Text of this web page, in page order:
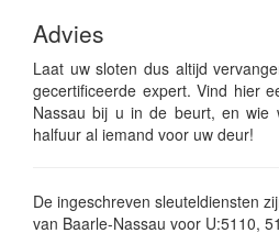
Advies
Laat uw sloten dus altijd
gecertificeerde expert. Vind hier
Nassau bij u in de beurt, en wie
halfuur al iemand voor uw deur!
De ingeschreven sleuteldiensten
van Baarle-Nassau voor U:5110,